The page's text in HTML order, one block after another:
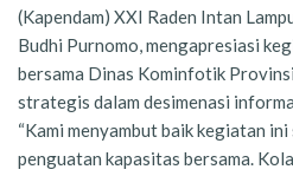
(Kapendam) XXI Raden Intan
Budhi Purnomo, mengapresiasi
bersama Dinas Kominfotik
strategis dalam desimenasi
“Kami menyambut baik kegiatan
penguatan kapasitas bersama.